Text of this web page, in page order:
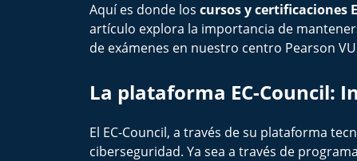
Aquí es donde los cursos y certificaciones
artículo explora la importancia de
de exámenes en nuestro centro Pearson
La plataforma EC-Council:
El EC-Council, a través de su plataforma
ciberseguridad. Ya sea a través de